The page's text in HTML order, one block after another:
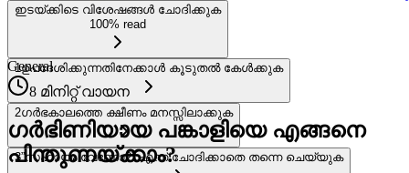
ഇടയ്ക്കിടെ വിശേഷങ്ങൾ ചോദിക്കുക
100% read
1ഉപദേശിക്കുന്നതിനേക്കാൾ കൂടുതൽ കേൾക്കുക
2ഗർഭകാലത്തെ ക്ഷീണം മനസ്സിലാക്കുക
3”സഹായം വേണോ?” എന്ന് ചോദിക്കാതെ തന്നെ ചെയ്യുക
General
8 മിനിറ്റ് വായന
ഗർഭിണിയായ പങ്കാളിയെ എങ്ങനെ
പിന്തുണയ്ക്കാം?